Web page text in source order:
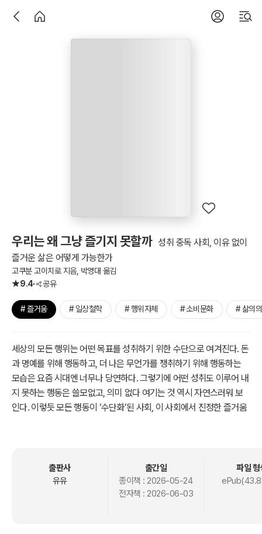
우리는 왜 그냥 즐기지 못할까 성취 중독 사회, 이유 없이
즐거운 삶은 어떻게 가능한가
고쿠분 고이치로 지음, 박영대 옮김
9.4
공유
# 즐거움 # 일상철학 # 행위자체 # 소비문화 # 삶의
세상의 모든 행위는 어떤 목표를 성취하기 위한 수단으로 여겨진다. 돈
과 명예를 위해 행동하고, 더 나은 무언가를 쟁취하기 위해 행동하는
모습은 요즘 시대엔 너무나 당연하다. 그렇기에 어떤 성취도 이루어 내
지 못하는 행동은 쓸모없고, 의미 없다 여기는 것 역시 자연스러워 보
인다. 이렇듯 모든 행동이 ‘수단화’된 사회, 이 사회에서 진정한 즐거움
행동하는 철학자로서 많은 독자를 만나온 고쿠분 고이치로는 행동이
수단화되며 ‘행동 그 자체가 주는 즐거움’을 앗아갔다고 지적한다. 칸
트의 ‘쾌’ 개념을 분석하며, 효율성이나 생산성 위주로 사고하는 대신
출판사
유유
출간일
종이책 : 2026-05-24
전자책 : 2026-06-03
파일 형